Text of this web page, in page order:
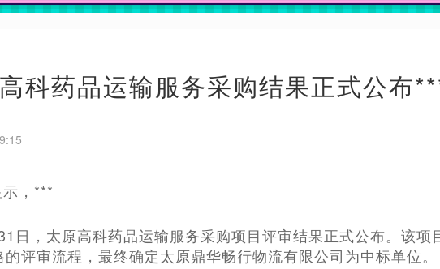
科药品运输服务采购结果正式公布
，***
日，太原高科药品运输服务采购项目评审结果正式公布。该项
评审流程，最终确定太原鼎华畅行物流有限公司为中标单位。